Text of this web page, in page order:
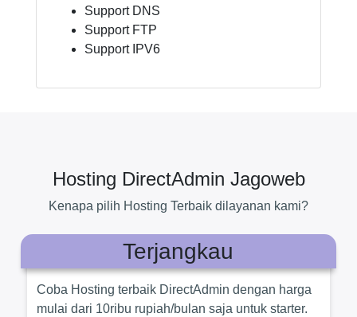
Support DNS
Support FTP
Support IPV6
Hosting DirectAdmin Jagoweb
Kenapa pilih Hosting Terbaik dilayanan kami?
Terjangkau
Coba Hosting terbaik DirectAdmin dengan harga
mulai dari 10ribu rupiah/bulan saja untuk starter.